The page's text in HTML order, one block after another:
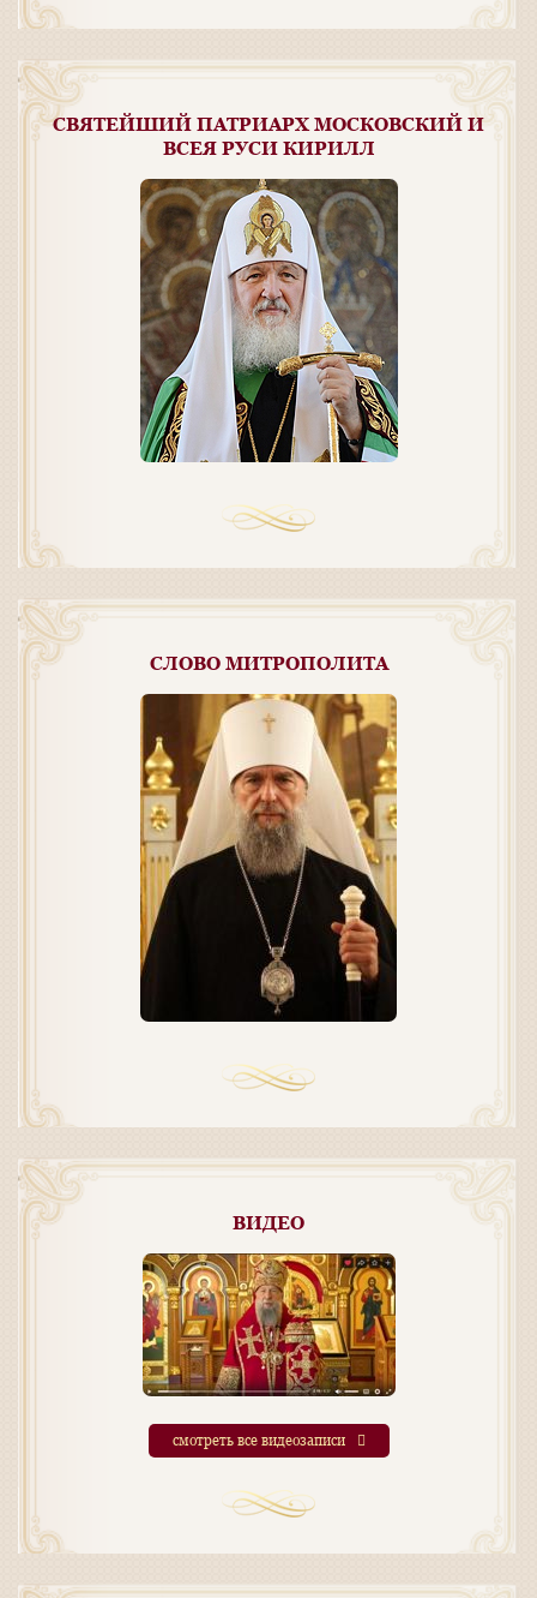
СВЯТЕЙШИЙ ПАТРИАРХ МОСКОВСКИЙ И
ВСЕЯ РУСИ КИРИЛЛ
СЛОВО МИТРОПОЛИТА
ВИДЕО
смотреть все видеозаписи